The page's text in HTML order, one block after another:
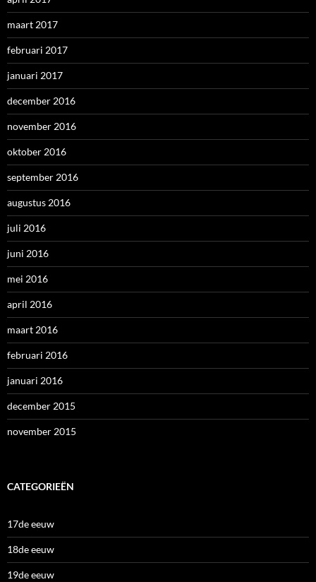
maart 2017
februari 2017
januari 2017
december 2016
november 2016
oktober 2016
september 2016
augustus 2016
juli 2016
juni 2016
mei 2016
april 2016
maart 2016
februari 2016
januari 2016
december 2015
november 2015
CATEGORIEËN
17de eeuw
18de eeuw
19de eeuw